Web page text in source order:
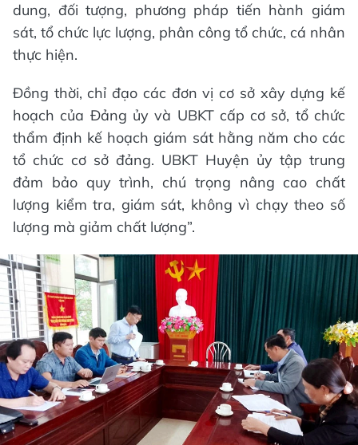
dung, đối tượng, phương pháp tiến hành giám
sát, tổ chức lực lượng, phân công tổ chức, cá nhân
thực hiện.
Đồng thời, chỉ đạo các đơn vị cơ sở xây dựng kế
hoạch của Đảng ủy và UBKT cấp cơ sở, tổ chức
thẩm định kế hoạch giám sát hằng năm cho các
tổ chức cơ sở đảng. UBKT Huyện ủy tập trung
đảm bảo quy trình, chú trọng nâng cao chất
lượng kiểm tra, giám sát, không vì chạy theo số
lượng mà giảm chất lượng”.